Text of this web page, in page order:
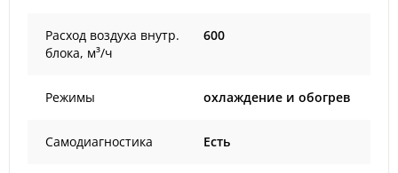
Расход воздуха внутр.
блока, м³/ч
600
Режимы охлаждение и обогрев
Самодиагностика Есть